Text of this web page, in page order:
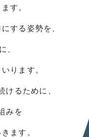
す。
する姿勢を、
、
ります。
けるために、
みを
ます。